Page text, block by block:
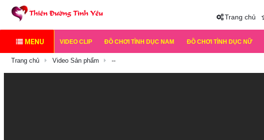
Trang chủ
MENU VIDEO CLIP ĐỒ CHƠI TÌNH DỤC NAM ĐỒ CHƠI TÌNH DỤC NỮ
Trang chủ Video Sản phẩm --